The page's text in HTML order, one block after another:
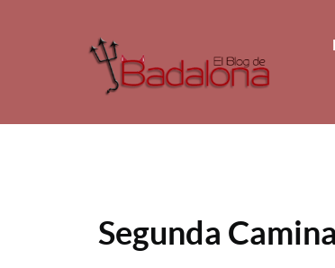
Segunda